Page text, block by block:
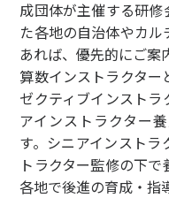
成団体が主催する研
た各地の自治体やカ
あれば、優先的にご案
算数インストラクタ
ゼクティブインスト
アインストラクター
す。シニアインスト
トラクター監修の下で
各地で後進の育成・指